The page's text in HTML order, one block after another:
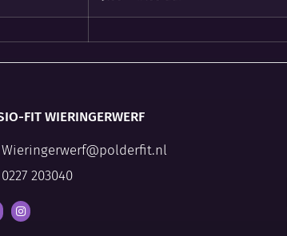
FIT WIERINGERWERF
Wieringerwerf@polderfit.nl
0227 203040